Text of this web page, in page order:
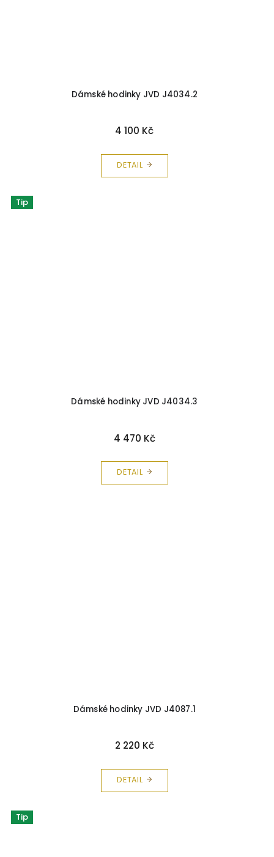
Dámské hodinky JVD J4034.2
4 100 Kč
DETAIL
Tip
Dámské hodinky JVD J4034.3
4 470 Kč
DETAIL
Dámské hodinky JVD J4087.1
2 220 Kč
DETAIL
Tip